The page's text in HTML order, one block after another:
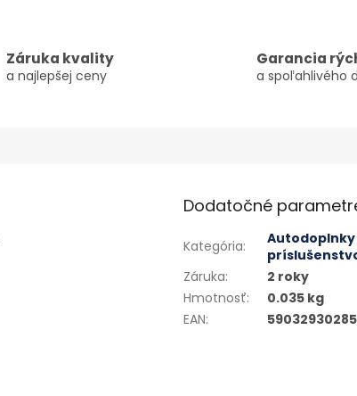
Záruka kvality
a najlepšej ceny
Garancia
a spoľahlivého
Dodatočné
Kategória:
Autodoplnky
Záruka:
2 roky
Hmotnosť:
0.035 kg
EAN: